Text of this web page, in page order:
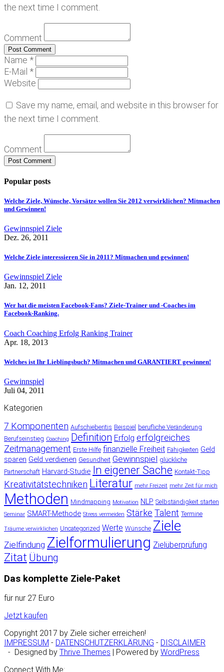
the next time I comment.
Comment
Name *
E-Mail *
Website
Save my name, email, and website in this browser for
the next time I comment.
Comment
Popular posts
Welche Ziele, Wünsche, Vorsätze wollen Sie 2012 verwirklichen? Mitmachen
und Gewinnen!
Gewinnspiel Ziele
Dez. 26, 2011
Welche Ziele interessieren Sie in 2011? Mitmachen und gewinnen!
Gewinnspiel Ziele
Jan. 12, 2011
Wer hat die meisten Facebook-Fans? Ziele-Trainer und -Coaches im
Facebook-Ranking.
Coach Coaching Erfolg Ranking Trainer
Apr. 18, 2013
Welches ist Ihr Lieblingsbuch? Mitmachen und GARANTIERT gewinnen!
Gewinnspiel
Juli 04, 2011
Kategorien
7 Komponenten Aufschieberitis Beispiel berufliche Veränderung
Berufseinstieg Coaching Definition Erfolg erfolgreiches
Zeitmanagement Erste Hilfe finanzielle Freiheit Fähigkeiten Geld
sparen Geld verdienen Gesundheit Gewinnspiel glückliche
Partnerschaft Harvard-Studie In eigener Sache Kontakt-Tipp
Kreativitätstechniken Literatur mehr Freizeit mehr Zeit für mich
Methoden Mindmapping Motivation NLP Selbständigkeit starten
Seminar SMART-Methode Stress vermeiden Stärke Talent Termine
Träume verwirklichen Uncategorized Werte Wünsche Ziele
Zielfindung Zielformulierung Zielüberprüfung
Zitat Übung
Das komplette Ziele-Paket
für nur 27 Euro
Jetzt kaufen
Copyright 2017 by Ziele sicher erreichen!
IMPRESSUM - DATENSCHUTZERKLÄRUNG - DISCLAIMER
- Designed by Thrive Themes | Powered by WordPress
Connect With Me: